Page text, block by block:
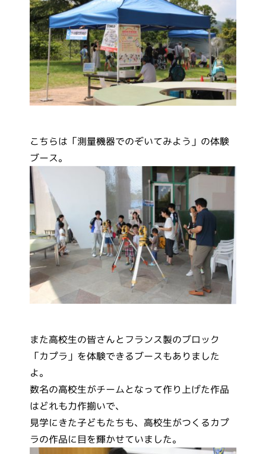
こちらは「測量機器でのぞいてみよう」の体験
ブース。
また高校生の皆さんとフランス製のブロック
「カプラ」を体験できるブースもありました
よ。
数名の高校生がチームとなって作り上げた作品
はどれも力作揃いで、
見学にきた子どもたちも、高校生がつくるカプ
ラの作品に目を輝かせていました。